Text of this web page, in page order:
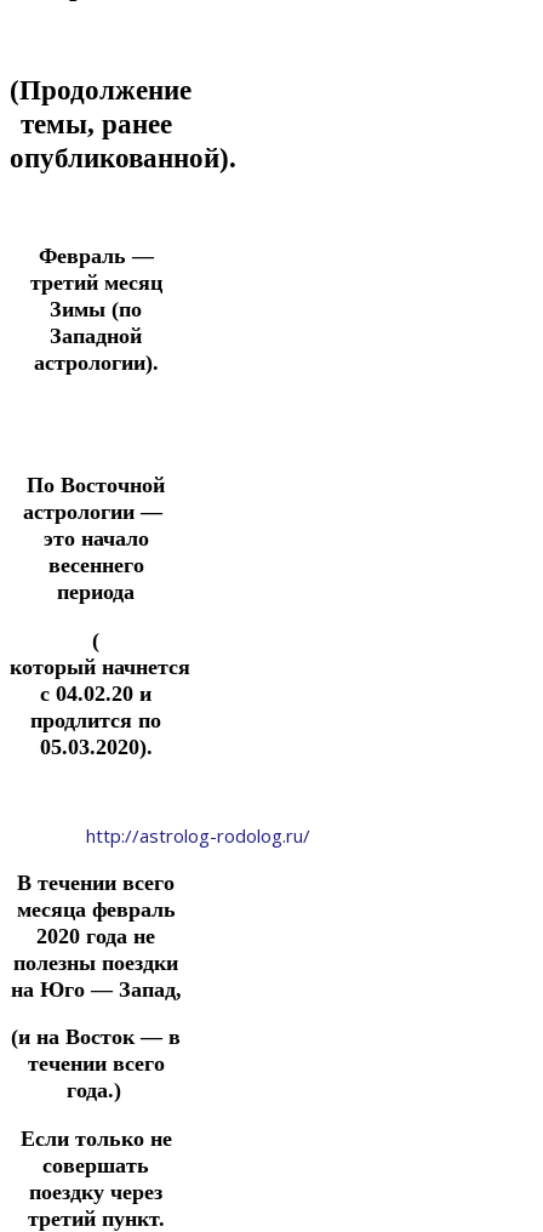
(Продолжение
темы, ранее
опубликованной).
Февраль —
третий месяц
Зимы (по
Западной
астрологии).
По Восточной
астрологии —
это начало
весеннего
периода
(
который начнется
с 04.02.20 и
продлится по
05.03.2020).
http://astrolog-rodolog.ru/
В течении всего
месяца февраль
2020 года не
полезны поездки
на Юго — Запад,
(и на Восток — в
течении всего
года.)
Если только не
совершать
поездку через
третий пункт.